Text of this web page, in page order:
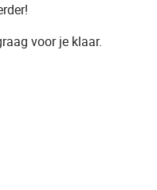
voor je klaar.